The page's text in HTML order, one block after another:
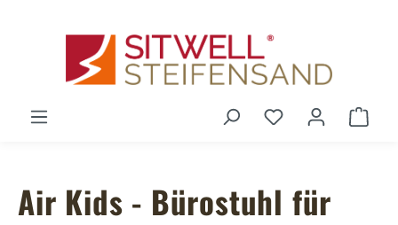
Du hast 0
Air Kids - Bürostuhl für